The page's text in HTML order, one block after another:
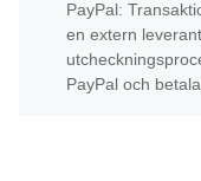
PayPal:
en extern
PayPal och